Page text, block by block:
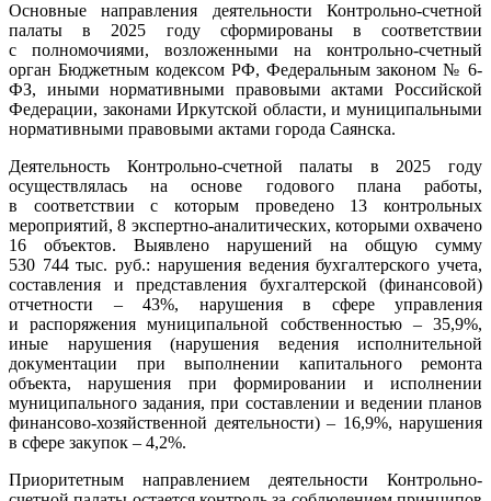
Основные направления деятельности Контрольно-счетной
палаты в 2025 году сформированы в соответствии
с полномочиями, возложенными на контрольно-счетный
орган Бюджетным кодексом РФ, Федеральным законом № 6-
ФЗ, иными нормативными правовыми актами Российской
Федерации, законами Иркутской области, и муниципальными
нормативными правовыми актами города Саянска.
Деятельность Контрольно-счетной палаты в 2025 году
осуществлялась на основе годового плана работы,
в соответствии с которым проведено 13 контрольных
мероприятий, 8 экспертно-аналитических, которыми охвачено
16 объектов. Выявлено нарушений на общую сумму
530 744 тыс. руб.: нарушения ведения бухгалтерского учета,
составления и представления бухгалтерской (финансовой)
отчетности – 43%, нарушения в сфере управления
и распоряжения муниципальной собственностью – 35,9%,
иные нарушения (нарушения ведения исполнительной
документации при выполнении капитального ремонта
объекта, нарушения при формировании и исполнении
муниципального задания, при составлении и ведении планов
финансово-хозяйственной деятельности) – 16,9%, нарушения
в сфере закупок – 4,2%.
Приоритетным направлением деятельности Контрольно-